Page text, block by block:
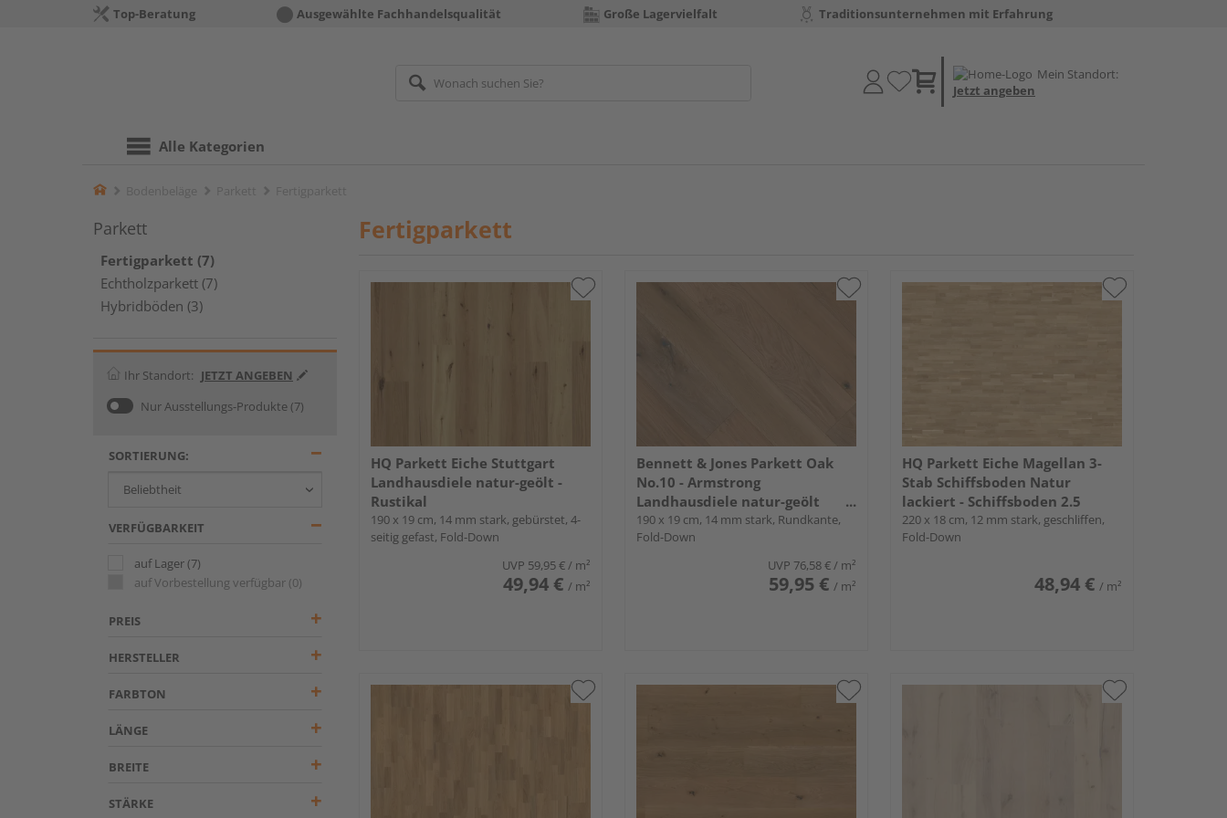
Top-Beratung Ausgewählte Fachhandelsqualität Große Lagervielfalt Traditionsunternehmen mit Erfahrung
Mein Standort:
Jetzt angeben
Alle Kategorien
Home
Parkett
Fertigparkett (7)
Echtholzparkett (7)
Hybridböden (3)
Ihr Standort: JETZT ANGEBEN
Nur Ausstellungs-Produkte (7)
SORTIERUNG:
VERFÜGBARKEIT
auf Lager(7)
auf Vorbestellung verfügbar (0)
PREIS
HERSTELLER
FARBTON
LÄNGE
BREITE
STÄRKE
Fertigparkett
HQ Parkett Eiche Stuttgart
Landhausdiele natur-geölt -
Rustikal
190 x 19 cm, 14 mm stark, gebürstet, 4-
seitig gefast, Fold-Down
UVP 59,95 €/ m²
49,94 € / m²
Bennett & Jones Parkett Oak
No.10 - Armstrong
Landhausdiele natur-geölt
tradition - Britains Finest
190 x 19 cm, 14 mm stark, Rundkante,
Fold-Down
UVP 76,58 €/ m²
59,95 € / m²
HQ Parkett Eiche Magellan 3-
Stab Schiffsboden Natur
lackiert - Schiffsboden 2.5
220 x 18 cm, 12 mm stark, geschliffen,
Fold-Down
48,94 € / m²